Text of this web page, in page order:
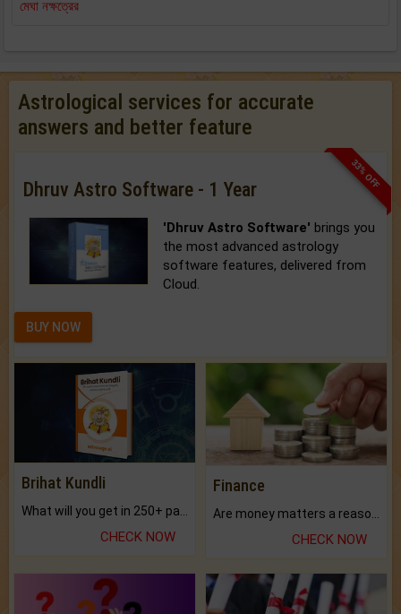
মেঘা নক্ষত্রের
Astrological services for accurate
answers and better feature
33% OFF
Dhruv Astro Software - 1 Year
'Dhruv Astro Software' brings you
the most advanced astrology
software features, delivered from
Cloud.
BUY NOW
Brihat Kundli
CHECK NOW
Finance
CHECK NOW